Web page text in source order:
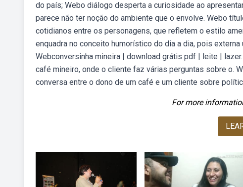
do país; Webo diálogo desperta a curiosidade ao
parece não ter noção do ambiente que o envolve. Webo
cotidianos entre os personagens, que refletem o estilo
enquadra no conceito humorístico do dia a dia, pois
Webconversinha mineira | download grátis pdf | leite |
café mineiro, onde o cliente faz várias perguntas sobre o.
conversa entre o dono de um café e um cliente sobre
For more